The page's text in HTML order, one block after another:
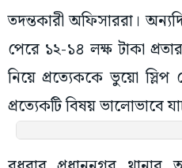
তদন্তকারী অফিসাররা।
পেরে ১২-১৪ লক্ষ টাকা
নিয়ে প্রত্যেককে ভুয়ো স্লিপ
প্রত্যেকটি বিষয় ভালোভাবে